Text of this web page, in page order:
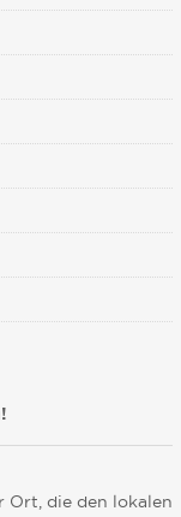
Ort, die den lokalen